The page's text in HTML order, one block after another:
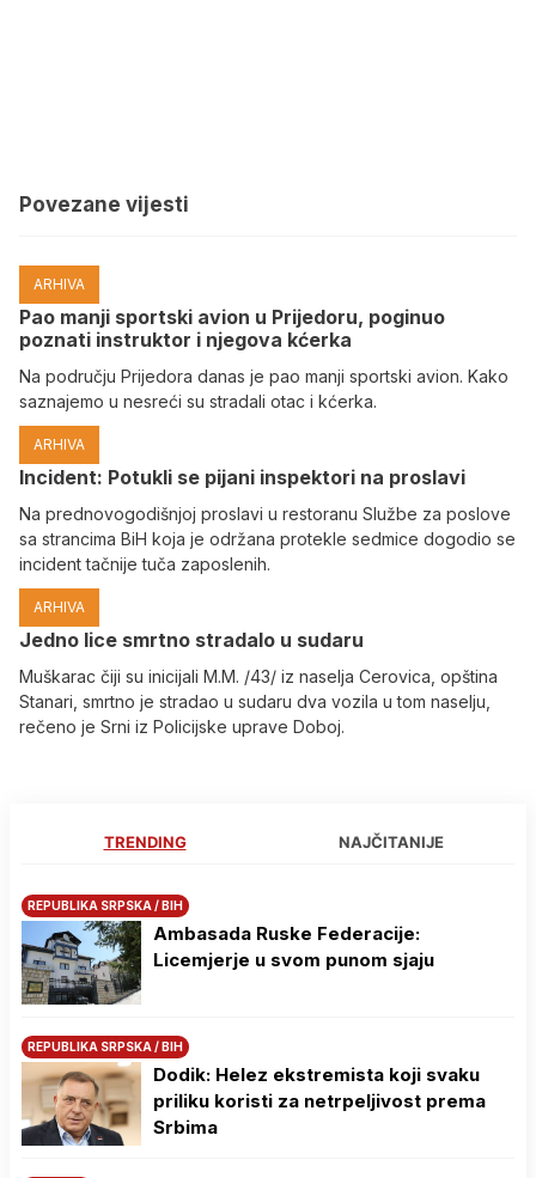
Povezane vijesti
ARHIVA
Pao manji sportski avion u Prijedoru, poginuo
poznati instruktor i njegova kćerka
Na području Prijedora danas je pao manji sportski avion. Kako
saznajemo u nesreći su stradali otac i kćerka.
ARHIVA
Incident: Potukli se pijani inspektori na proslavi
Na prednovogodišnjoj proslavi u restoranu Službe za poslove
sa strancima BiH koja je održana protekle sedmice dogodio se
incident tačnije tuča zaposlenih.
ARHIVA
Јedno lice smrtno stradalo u sudaru
Muškarac čiji su inicijali M.M. /43/ iz naselja Cerovica, opština
Stanari, smrtno je stradao u sudaru dva vozila u tom naselju,
rečeno je Srni iz Policijske uprave Doboj.
TRENDING NAJČITANIJE
REPUBLIKA SRPSKA / BIH
Ambasada Ruske Federacije:
Licemjerje u svom punom sjaju
REPUBLIKA SRPSKA / BIH
Dodik: Helez ekstremista koji svaku
priliku koristi za netrpeljivost prema
Srbima